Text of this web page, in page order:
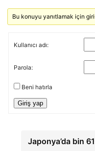
Bu konuyu yanıtlamak için
Kullanıcı adı:
Parola:
Beni hatırla
Giriş yap
Japonya’da bin